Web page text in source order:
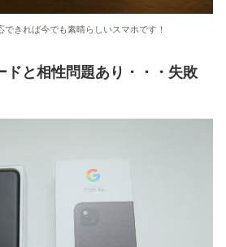
きれば今でも素晴らしいスマホです！
と相性問題あり・・・失敗